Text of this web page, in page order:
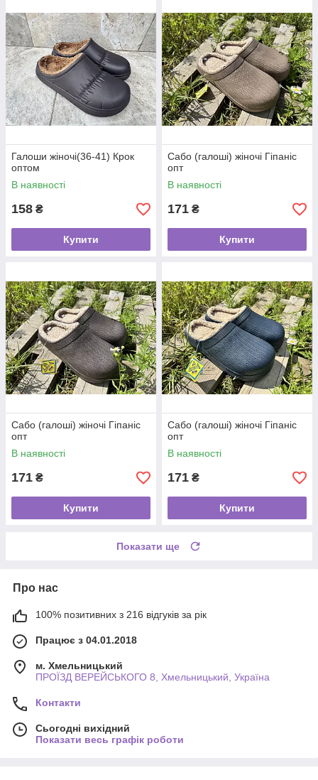
Галоши жіночі(36-41) Крок
оптом
В наявності
158 ₴
Купити
Сабо (галоші) жіночі Гіпаніс
опт
В наявності
171 ₴
Купити
Сабо (галоші) жіночі Гіпаніс
опт
В наявності
171 ₴
Купити
Сабо (галоші) жіночі Гіпаніс
опт
В наявності
171 ₴
Купити
Показати ще
Про нас
100% позитивних з 216 відгуків за рік
Працює з 04.01.2018
м. Хмельницький
ПРОЇЗД ВЕРЕЙСЬКОГО 8, Хмельницький, Україна
Контакти
Сьогодні вихідний
Показати весь графік роботи